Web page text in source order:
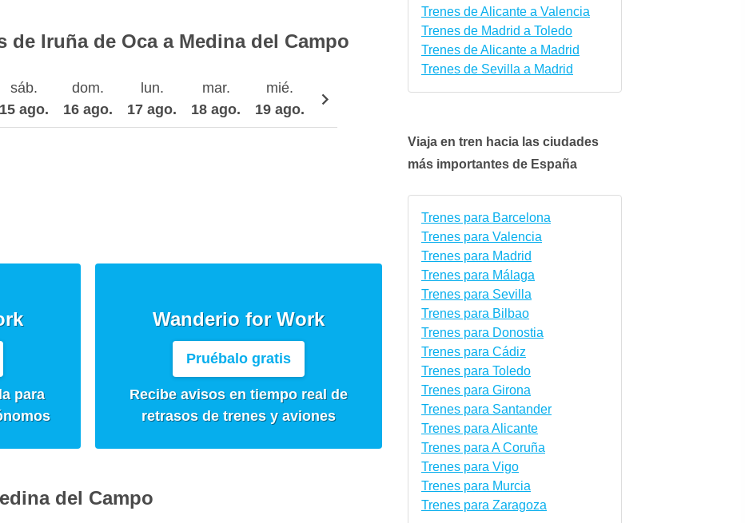
de Iruña de Oca a Medina del Campo
sáb.
15 ago.
dom.
16 ago.
lun.
17 ago.
mar.
18 ago.
mié.
19 ago.
20 ago.
vie.
sáb.
dom.
lun.
para
Wanderio for Work
Pruébalo gratis
Recibe avisos en tiempo real de
retrasos de trenes y aviones
del Campo
Trenes de Alicante a Valencia
Trenes de Madrid a Toledo
Trenes de Alicante a Madrid
Trenes de Sevilla a Madrid
Viaja en tren hacia las ciudades
más importantes de España
Trenes para Barcelona
Trenes para Valencia
Trenes para Madrid
Trenes para Málaga
Trenes para Sevilla
Trenes para Bilbao
Trenes para Donostia
Trenes para Cádiz
Trenes para Toledo
Trenes para Girona
Trenes para Santander
Trenes para Alicante
Trenes para A Coruña
Trenes para Vigo
Trenes para Murcia
Trenes para Zaragoza